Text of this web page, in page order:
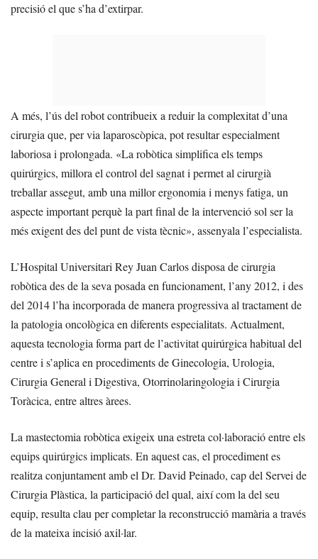
precisió el que s’ha d’extirpar.
A més, l’ús del robot contribueix a reduir la complexitat d’una
cirurgia que, per via laparoscòpica, pot resultar especialment
laboriosa i prolongada. «La robòtica simplifica els temps
quirúrgics, millora el control del sagnat i permet al cirurgià
treballar assegut, amb una millor ergonomia i menys fatiga, un
aspecte important perquè la part final de la intervenció sol ser la
més exigent des del punt de vista tècnic», assenyala l’especialista.
L’Hospital Universitari Rey Juan Carlos disposa de cirurgia
robòtica des de la seva posada en funcionament, l’any 2012, i des
del 2014 l’ha incorporada de manera progressiva al tractament de
la patologia oncològica en diferents especialitats. Actualment,
aquesta tecnologia forma part de l’activitat quirúrgica habitual del
centre i s’aplica en procediments de Ginecologia, Urologia,
Cirurgia General i Digestiva, Otorrinolaringologia i Cirurgia
Toràcica, entre altres àrees.
La mastectomia robòtica exigeix una estreta col·laboració entre els
equips quirúrgics implicats. En aquest cas, el procediment es
realitza conjuntament amb el Dr. David Peinado, cap del Servei de
Cirurgia Plàstica, la participació del qual, així com la del seu
equip, resulta clau per completar la reconstrucció mamària a través
de la mateixa incisió axil·lar.